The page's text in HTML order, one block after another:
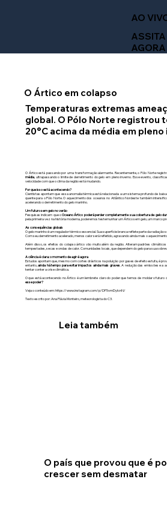
ASSITA
AGORA
AO
O Ártico está passando por uma transformação alarmante. Recentemente, o Pólo Norte
média, ultrapassando o limite de derretimento do gelo em pleno inverno. Esse evento,
velocidade com que o clima da região está mudando.
Por que isso está acontecendo?
Cientistas apontam que essa anomalia térmica está relacionada a um sistema profundo de
quente para o Pólo Norte. O aquecimento dos oceanos no Atlântico Nordeste também
acelerando o derretimento do gelo marinho.
Um futuro sem gelo no verão
Pesquisas indicam que oOceano Ártico poderá perder completamente sua cobertura de gelo
pela primeira vez na história moderna, poderemos testemunhar um Ártico sem gelo, um marco
As consequências globais
O gelo marinho é um regulador térmico essencial. Sua superfície branca reflete parte da radiação
Com seu derretimento acelerado, menos calor será refletido, agravando ainda mais o aquecimento
Além disso, os efeitos do colapso ártico vão muito além da região. Alteram padrões
tempestades, secas e ondas de calor. Comunidades locais, que dependem do gelo para sua
A ciência é clara: o momento de agir é agora
Estudos apontam que, mesmo com cortes drásticos na poluição por gases de efeito estufa, é
entanto,ainda há tempo para evitar impactos ainda mais graves . A redução das emissões e a
tentar conter a crise climática.
O que está acontecendo no Ártico é um lembrete claro do poder que temos de moldar o futuro
esse poder?
Veja o conteúdo em:https://www.instagram.com/p/DF5vmDyIcnN/
Texto escrito por: Ana Flávia Monteiro, meteorologista do C3.
Temperaturas extremas
global. O Pólo Norte registrou
20°C acima da média em pleno
O Ártico em colapso
O país que provou que é
crescer sem desmatar
Leia também